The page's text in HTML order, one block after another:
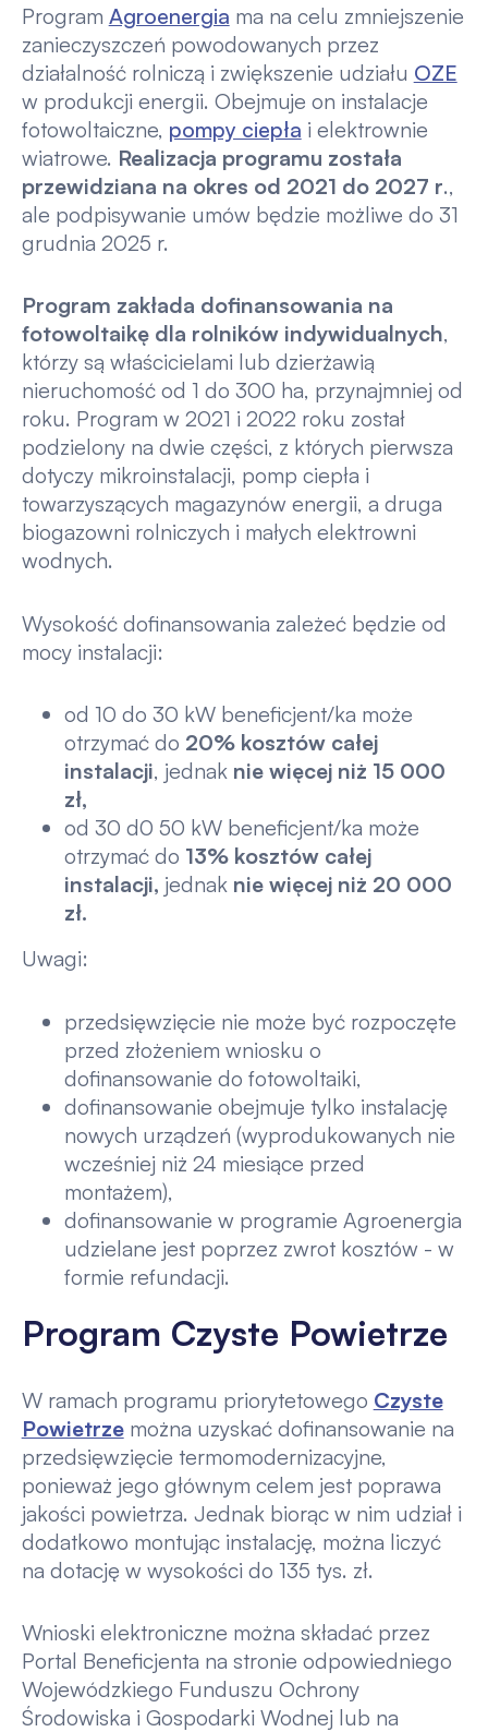
Program Agroenergia ma na celu zmniejszenie
zanieczyszczeń powodowanych przez
działalność rolniczą i zwiększenie udziału OZE
w produkcji energii. Obejmuje on instalacje
fotowoltaiczne, pompy ciepła i elektrownie
wiatrowe. Realizacja programu została
przewidziana na okres od 2021 do 2027 r.,
ale podpisywanie umów będzie możliwe do 31
grudnia 2025 r.
Program zakłada dofinansowania na
fotowoltaikę dla rolników indywidualnych,
którzy są właścicielami lub dzierżawią
nieruchomość od 1 do 300 ha, przynajmniej od
roku. Program w 2021 i 2022 roku został
podzielony na dwie części, z których pierwsza
dotyczy mikroinstalacji, pomp ciepła i
towarzyszących magazynów energii, a druga
biogazowni rolniczych i małych elektrowni
wodnych.
Wysokość dofinansowania zależeć będzie od
mocy instalacji:
od 10 do 30 kW beneficjent/ka może
otrzymać do 20% kosztów całej
instalacji, jednak nie więcej niż 15 000
zł,
od 30 d0 50 kW beneficjent/ka może
otrzymać do 13% kosztów całej
instalacji, jednak nie więcej niż 20 000
zł.
Uwagi:
przedsięwzięcie nie może być rozpoczęte
przed złożeniem wniosku o
dofinansowanie do fotowoltaiki,
dofinansowanie obejmuje tylko instalację
nowych urządzeń (wyprodukowanych nie
wcześniej niż 24 miesiące przed
montażem),
dofinansowanie w programie Agroenergia
udzielane jest poprzez zwrot kosztów - w
formie refundacji.
Program Czyste Powietrze
W ramach programu priorytetowego Czyste
Powietrzemożna uzyskać dofinansowanie na
przedsięwzięcie termomodernizacyjne,
ponieważ jego głównym celem jest poprawa
jakości powietrza. Jednak biorąc w nim udział i
dodatkowo montując instalację, można liczyć
na dotację w wysokości do 135 tys. zł.
Wnioski elektroniczne można składać przez
Portal Beneficjenta na stronie odpowiedniego
Wojewódzkiego Funduszu Ochrony
Środowiska i Gospodarki Wodnej lub na